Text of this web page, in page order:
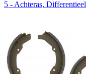
5 - Achteras, Differentieel